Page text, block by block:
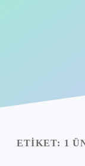
Yasal Uyarı
ETIKET: 1